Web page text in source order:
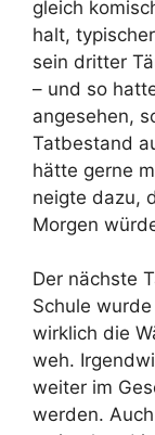
gleich
halt,
sein dritter
– und so
angesehen,
Tatbestand
hätte gerne
neigte dazu,
Morgen
Der nächste
Schule
wirklich die
weh.
weiter im
werden.